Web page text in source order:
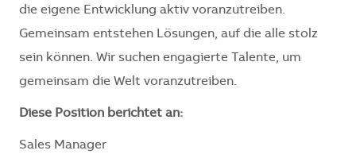
die eigene Entwicklung aktiv voranzutreiben.
Gemeinsam entstehen Lösungen, auf die alle stolz
sein können. Wir suchen engagierte Talente, um
gemeinsam die Welt voranzutreiben.
Diese Position berichtet an:
Sales Manager